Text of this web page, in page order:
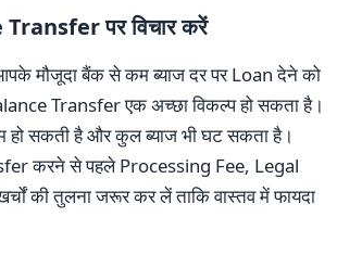
पर विचार करें
मौजूदा बैंक से कम ब्याज दर पर Loan देने को
Transfer एक अच्छा विकल्प हो सकता है।
सकती है और कुल ब्याज भी घट सकता है।
करने से पहले Processing Fee, Legal
की तुलना जरूर कर लें ताकि वास्तव में फायदा